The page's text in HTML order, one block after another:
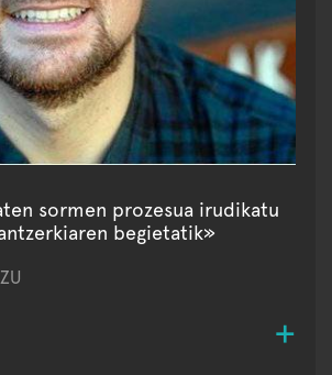
sormen prozesua irudikatu
begietatik»